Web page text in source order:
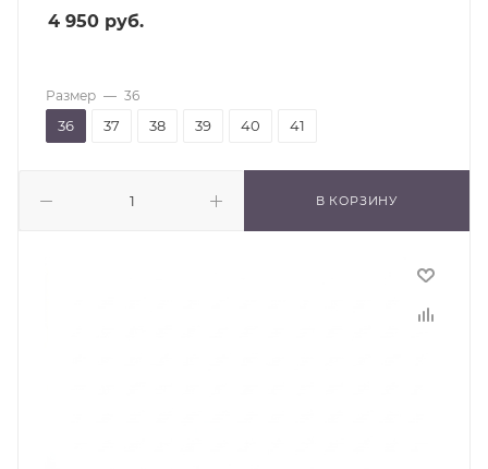
4 950 руб.
В КОРЗИНУ
Размер — 36
36 37 38 39 40 41